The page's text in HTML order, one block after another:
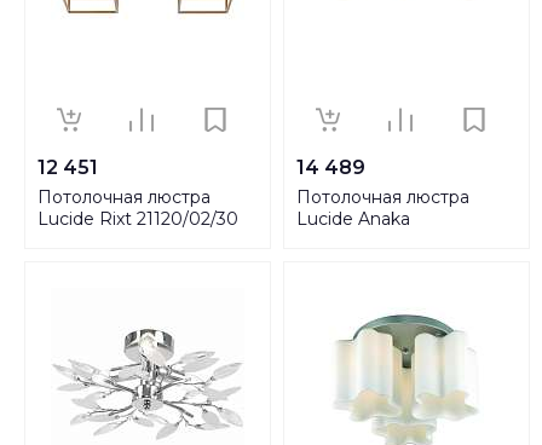
12 451
Потолочная люстра
Lucide Rixt 21120/02/30
14 489
Потолочная люстра
Lucide Anaka